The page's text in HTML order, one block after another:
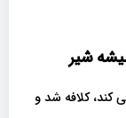
شیر
تغذیه می کند، کلافه شد و